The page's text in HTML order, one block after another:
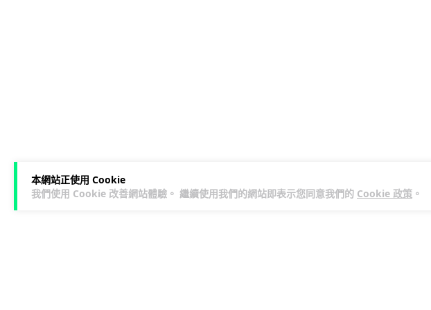
本網站正使用 Cookie
我們使用 Cookie 改善網站體驗。 繼續使用我們的網站即表示您同意我們的 Cookie 政策 。